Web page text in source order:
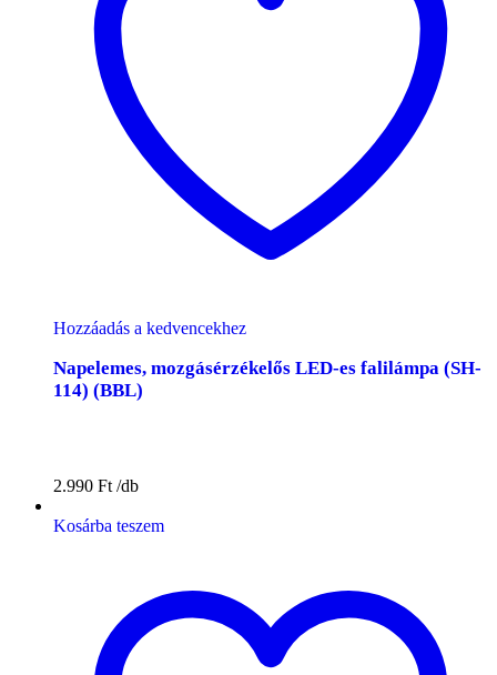
Hozzáadás a kedvencekhez
Napelemes, mozgásérzékelős LED-es falilámpa (SH-
114) (BBL)
2.990 Ft
Kosárba teszem